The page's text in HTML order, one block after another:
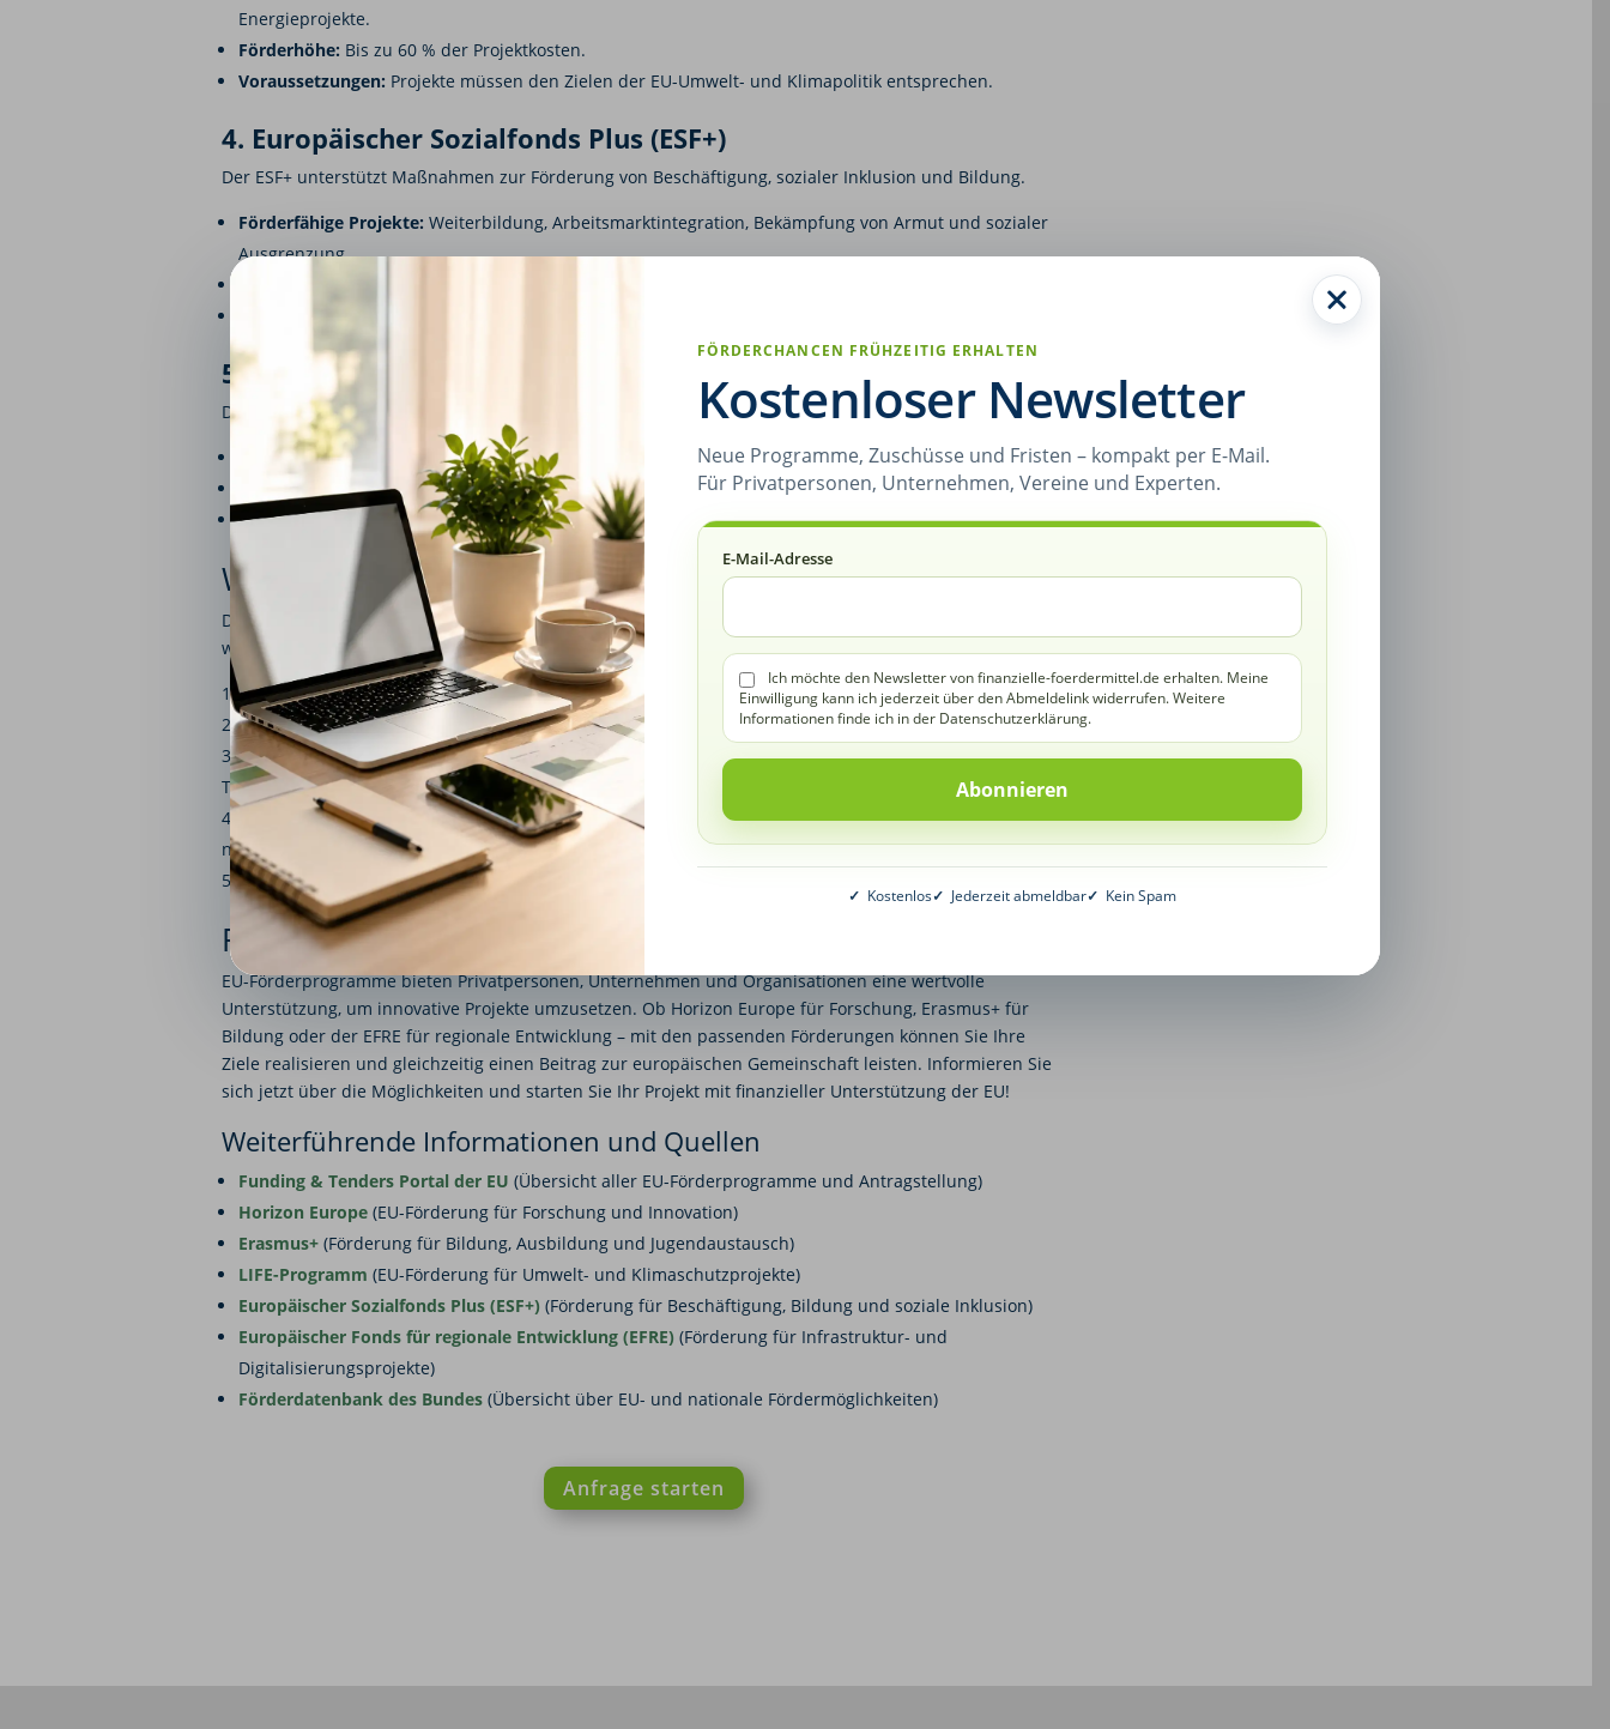
Energieprojekte.
Förderhöhe: Bis zu 60 % der Projektkosten.
Voraussetzungen: Projekte müssen den Zielen der EU-Umwelt- und Klimapolitik entsprechen.
4. Europäischer Sozialfonds Plus (ESF+)
Der ESF+ unterstützt Maßnahmen zur Förderung von Beschäftigung, sozialer Inklusion und Bildung.
Förderfähige Projekte: Weiterbildung, Arbeitsmarktintegration, Bekämpfung von Armut und sozialer
Ausgrenzung.
Förderhöhe:
5. Europäischer Fonds für regionale Entwicklung (EFRE)
Der EFRE unterstützt Investitionen in die regionale Entwicklung und Infrastruktur.
Förderfähige Projekte:
Infrastrukturprojekte, Unterstützung für KMU, Digitalisierung.
Förderhöhe:Abhängig von der Region und Art des Projekts.
Voraussetzungen:
Projekte müssen zur regionalen Entwicklung beitragen.
Wie beantragen Sie EU-Förderungen?
Die Beantragung von EU-Förderungen erfordert eine gute Vorbereitung und Planung. Hier sind die
wichtigsten Schritte:
Programm auswählen:Recherchieren Sie die für Ihr Projekt passenden Förderprogramme.
Projekt planen:Erstellen Sie ein detailliertes Konzept mit Zielen, Zeitplan und Kostenaufstellung.
Antrag stellen:Reichen Sie den Antrag über das entsprechende Portal der EU ein (z. B. Funding &
Tenders Portal).
Partner finden:Für viele Programme ist eine Zusammenarbeit mit Partnern aus anderen EU-Ländern
notwendig.
Nachweise erbringen:Dokumentieren Sie die Durchführung und Nutzung der Fördermittel sorgfältig.
Fazit: EU-Förderungen nutzen
EU-Förderprogramme bieten Privatpersonen, Unternehmen und Organisationen eine wertvolle
Unterstützung, um innovative Projekte umzusetzen. Ob Horizon Europe für Forschung, Erasmus+ für
Bildung oder der EFRE für regionale Entwicklung – mit den passenden Förderungen können Sie Ihre
Ziele realisieren und gleichzeitig einen Beitrag zur europäischen Gemeinschaft leisten. Informieren Sie
sich jetzt über die Möglichkeiten und starten Sie Ihr Projekt mit finanzieller Unterstützung der EU!
Weiterführende Informationen und Quellen
Funding & Tenders Portal der EU (Übersicht aller EU-Förderprogramme und Antragstellung)
Horizon Europe(EU-Förderung für Forschung und Innovation)
Erasmus+(Förderung für Bildung, Ausbildung und Jugendaustausch)
LIFE-Programm (EU-Förderung für Umwelt- und Klimaschutzprojekte)
Europäischer Sozialfonds Plus (ESF+) (Förderung für Beschäftigung, Bildung und soziale Inklusion)
Europäischer Fonds für regionale Entwicklung (EFRE) (Förderung für Infrastruktur- und
Digitalisierungsprojekte)
Förderdatenbank des Bundes(Übersicht über EU- und nationale Fördermöglichkeiten)
Anfrage starten
FÖRDERCHANCEN FRÜHZEITIG ERHALTEN
Kostenloser Newsletter
Neue Programme, Zuschüsse und Fristen – kompakt per E-Mail.
Für Privatpersonen, Unternehmen, Vereine und Experten.
E-Mail-Adresse
Ich möchte den Newsletter von finanzielle-foerdermittel.de erhalten. Meine
Einwilligung kann ich jederzeit über den Abmeldelink widerrufen. Weitere
Informationen finde ich in der Datenschutzerklärung.
✓ Kostenlos✓ Jederzeit abmeldbar✓ Kein Spam